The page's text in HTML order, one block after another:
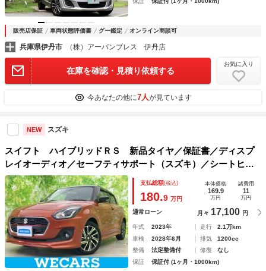
販売店保証 車両状態評価書 グー鑑定 オンライン商談可
兵庫県伊丹市 （株）アーバンブレス 伊丹店
在庫を確認・見積り依頼する
お気に入り
今あなたの他に7人が見ています
NEW スズキ
スイフト ハイブリッドＲＳ 新品タイヤ／保証書／ディスプ
レイオーディオ／セーフティサポート（スズキ）／シートヒー
ター／車線逸脱防止支援システム／ヘッドランプ ＬＥＤ／Ｂ
ｌｕｅｔｏｏｔｈ接続／ＥＴＣ／ＥＢＤ付ＡＢＳ
支払総額(税込)
180.9 万円
本体価格
169.9
万円
諸費用
11
万円
通常ローン 月々 17,100 円
年式 2023年 走行
2.1万km
車検
2028年6月 排気
1200cc
整備
法定整備付 修復
なし
保証
保証付 (1ヶ月・1000km)